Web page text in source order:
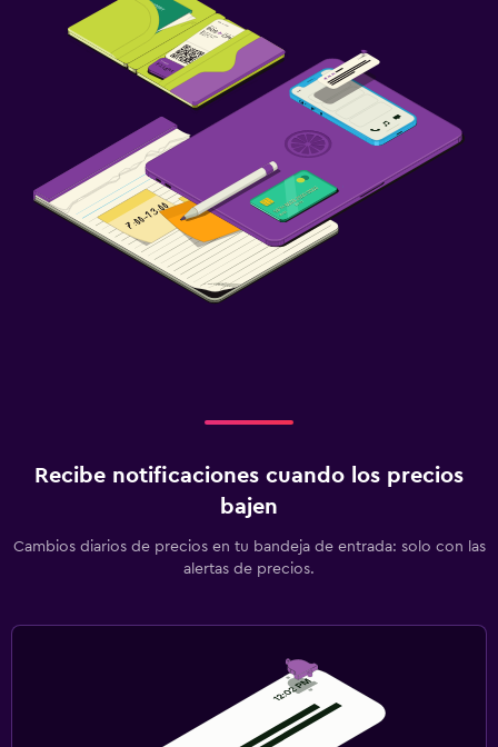
Recibe notificaciones cuando los precios
bajen
Cambios diarios de precios en tu bandeja de entrada: solo con las
alertas de precios.